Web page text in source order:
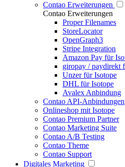
Contao Erweiterungen
Contao Erweiterungen
Proper Filenames
StoreLocator
OpenGraph3
Stripe Integration
Amazon Pay für
giropay / paydirekt
Unzer für Isotope
DHL für Isotope
Avalex Anbindung
Contao API-Anbindungen
Onlineshop mit Isotope
Contao Premium Partner
Contao Marketing Suite
Contao A/B Testing
Contao Theme
Contao Support
Digitales Marketing